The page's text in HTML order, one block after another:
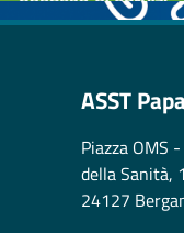
ASST
Piazza OMS
della Sanità, 1
24127